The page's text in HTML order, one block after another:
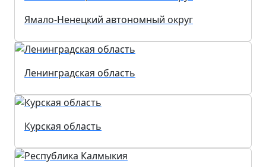
Ямало-Ненецкий автономный округ
Ленинградская область
Курская область